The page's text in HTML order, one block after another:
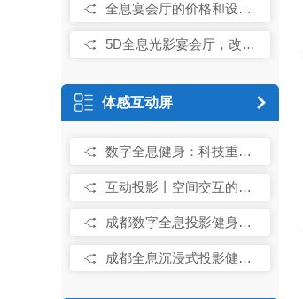
全息宴会厅的价格和设备组成
5D全息光影宴会厅，改写中国传统酒店宴会市场格局
体感互动屏
数字全息健身：科技重塑运动未来，微应科技如何 行业革新？
互动投影丨空间交互的科技创意
成都数字全息投影健身：科技重塑运动未来，微应科技如何 行业革新？
成都全息沉浸式投影健身房：健身新纪元的璀璨华章